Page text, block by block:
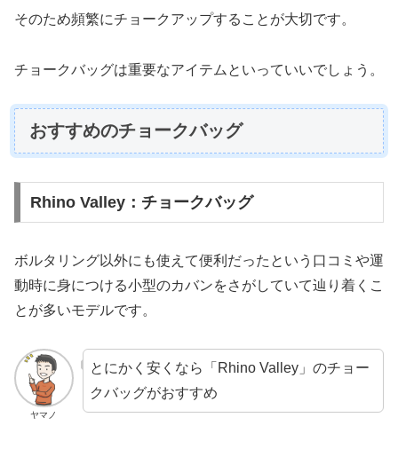
そのため頻繁にチョークアップすることが大切です。
チョークバッグは重要なアイテムといっていいでしょう。
おすすめのチョークバッグ
Rhino Valley：チョークバッグ
ボルタリング以外にも使えて便利だったという口コミや運
動時に身につける小型のカバンをさがしていて辿り着くこ
とが多いモデルです。
ヤマノ
とにかく安くなら「Rhino Valley」のチョー
クバッグがおすすめ